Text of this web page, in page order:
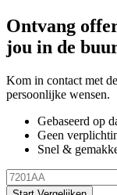
Ontvang
jou in de
Kom in contact met
persoonlijke wensen.
Gebaseerd op
Geen
Snel &